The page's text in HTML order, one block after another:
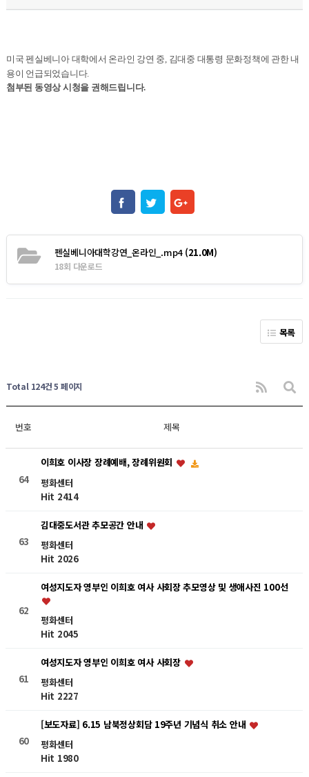
미국 펜실베니아 대학에서 온라인 강연 중, 김대중 대통령 문화정책에 관한 내
용이 언급되었습니다.
첨부된 동영상 시청을 권해드립니다.
펜실베니아대학강연_온라인_.mp4(21.0M)
18회 다운로드
목록
Total 124건5 페이지
번호 제목
64
이희호 이사장 장례예배, 장례위원회
평화센터
Hit 2414
63
김대중도서관 추모공간 안내
평화센터
Hit 2026
62
여성지도자 영부인 이희호 여사 사회장 추모영상 및 생애사진 100선
평화센터
Hit 2045
61
여성지도자 영부인 이희호 여사 사회장
평화센터
Hit 2227
60
[보도자료] 6.15 남북정상회담 19주년 기념식 취소 안내
평화센터
Hit 1980